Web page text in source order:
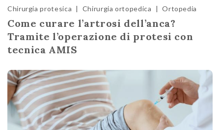
Chirurgia protesica | Chirurgia ortopedica | Ortopedia
Come curare l’artrosi dell’anca?
Tramite l’operazione di protesi con
tecnica AMIS